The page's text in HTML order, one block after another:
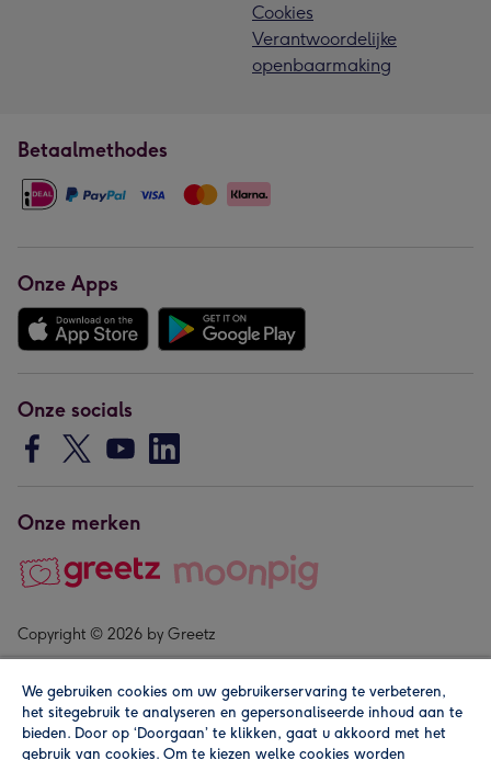
Cookies
Verantwoordelijke
openbaarmaking
Betaalmethodes
Onze Apps
Onze socials
Onze merken
Copyright © 2026 by Greetz
We gebruiken cookies om uw gebruikerservaring te verbeteren,
het sitegebruik te analyseren en gepersonaliseerde inhoud aan te
bieden. Door op ‘Doorgaan’ te klikken, gaat u akkoord met het
gebruik van cookies. Om te kiezen welke cookies worden